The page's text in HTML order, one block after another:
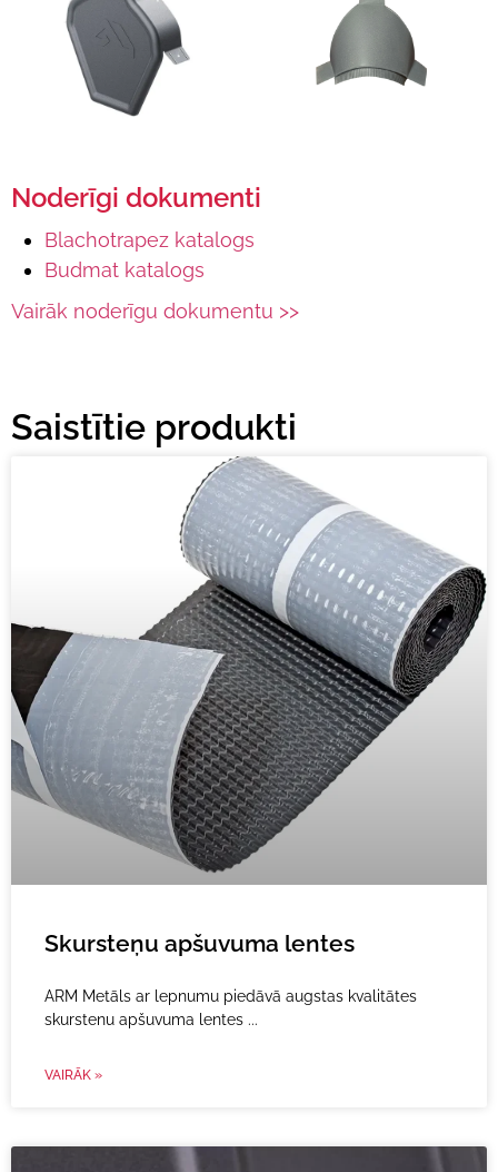
Noderīgi dokumenti
Blachotrapez katalogs
Budmat katalogs
Vairāk noderīgu dokumentu >>
Saistītie produkti
Skursteņu apšuvuma lentes
ARM Metāls ar lepnumu piedāvā augstas kvalitātes
skurstenu apšuvuma lentes
VAIRĀK »